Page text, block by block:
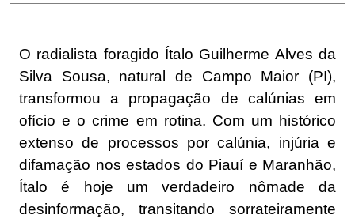
O radialista foragido Ítalo Guilherme Alves da
Silva Sousa, natural de Campo Maior (PI),
transformou a propagação de calúnias em
ofício e o crime em rotina. Com um histórico
extenso de processos por calúnia, injúria e
difamação nos estados do Piauí e Maranhão,
Ítalo é hoje um verdadeiro nômade da
desinformação, transitando sorrateiramente